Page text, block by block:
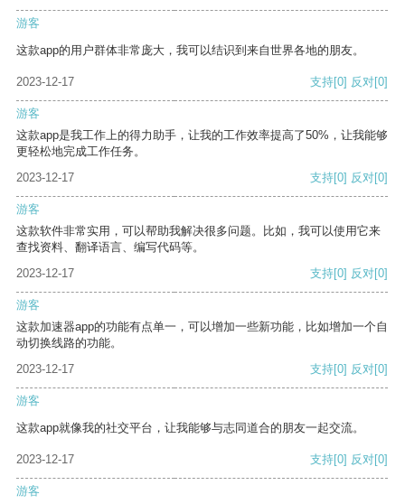
游客
这款app的用户群体非常庞大，我可以结识到来自世界各地的朋友。
2023-12-17 支持[0] 反对[0]
游客
这款app是我工作上的得力助手，让我的工作效率提高了50%，让我能够
更轻松地完成工作任务。
2023-12-17
支持[0] 反对[0]
游客
这款软件非常实用，可以帮助我解决很多问题。比如，我可以使用它来
查找资料、翻译语言、编写代码等。
2023-12-17
支持[0] 反对[0]
游客
这款加速器app的功能有点单一，可以增加一些新功能，比如增加一个自
动切换线路的功能。
2023-12-17
支持[0] 反对[0]
游客
这款app就像我的社交平台，让我能够与志同道合的朋友一起交流。
2023-12-17 支持[0] 反对[0]
游客